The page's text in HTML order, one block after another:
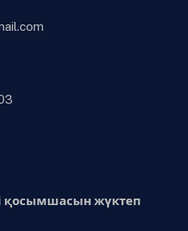
қосымшасын жүктеп